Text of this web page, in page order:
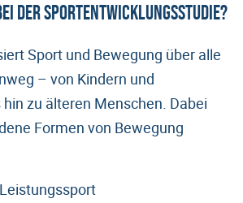
der Sportentwicklungsstudie?
Sport und Bewegung über alle
– von Kindern und
zu älteren Menschen. Dabei
Formen von Bewegung